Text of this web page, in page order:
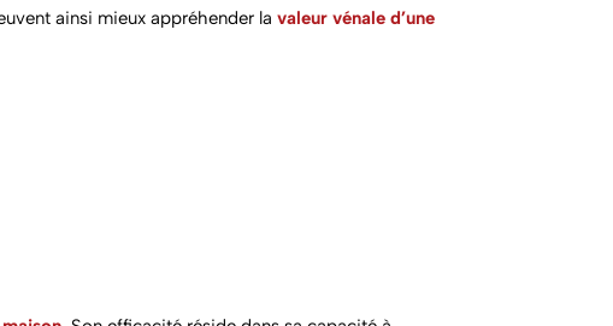
ainsi mieux appréhender lavaleur vénale d’une